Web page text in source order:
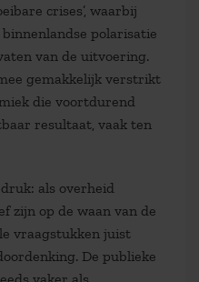
crises’, waarbij
polarisatie
van de uitvoering.
gemakkelijk verstrikt
die voortdurend
resultaat, vaak ten
als overheid
zijn op de waan van de
vraagstukken juist
De publieke
vaker als